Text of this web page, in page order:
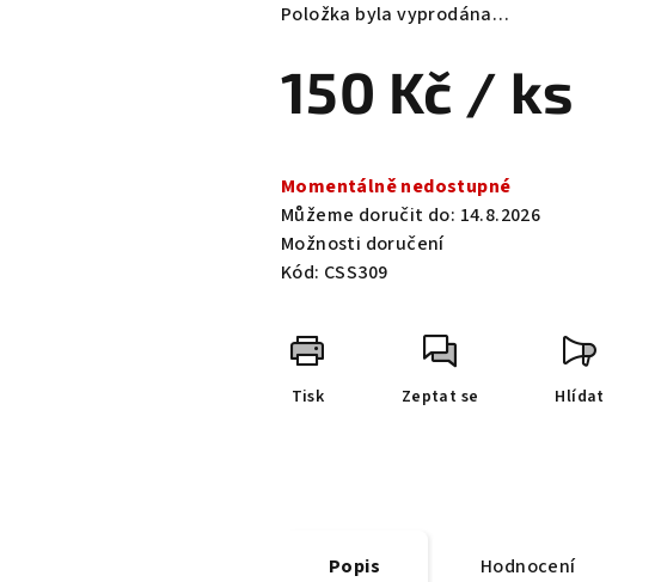
z
hvězdiček.
Položka byla vyprodána…
150 Kč / ks
cena:
Momentálně nedostupné
Můžeme doručit do: 14.8.2026
Možnosti doručení
Kód: CSS309
Tisk Zeptat se Hlídat
Popis Hodnocení